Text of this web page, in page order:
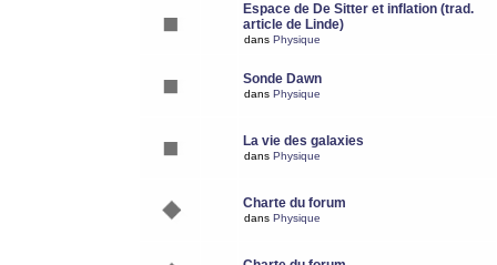
Espace de De Sitter et inflation (trad.
article de Linde)
dans Physique
Sonde Dawn
dans Physique
La vie des galaxies
dans Physique
Charte du forum
dans Physique